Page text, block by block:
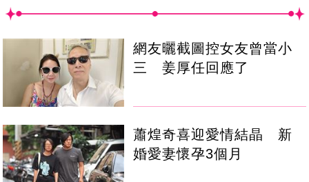
網友曬截圖控女友曾當小
三 姜厚任回應了
蕭煌奇喜迎愛情結晶 新
婚愛妻懷孕3個月